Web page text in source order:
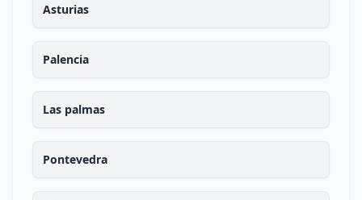
Asturias
Palencia
Las palmas
Pontevedra